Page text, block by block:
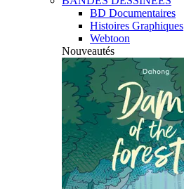
BD Documentaires
Histoires Graphiques
Webtoon
Nouveautés